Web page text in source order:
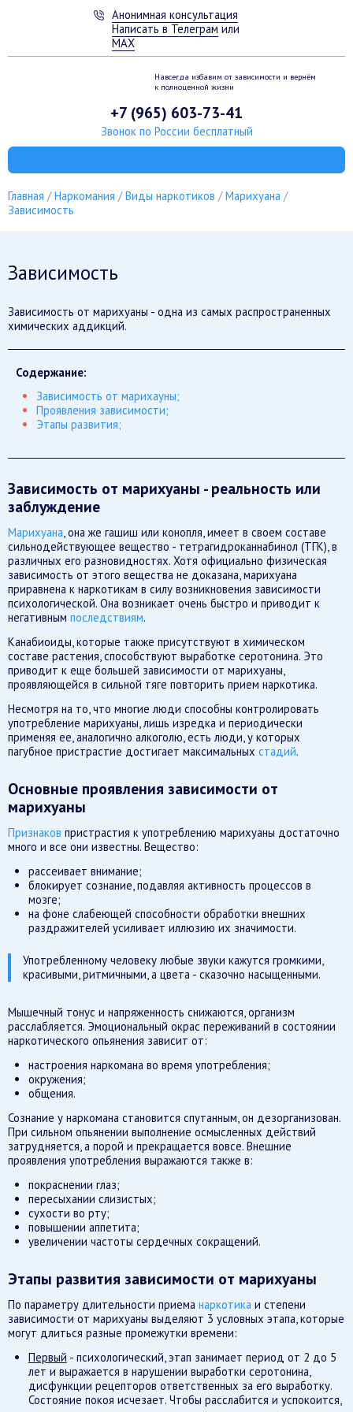
Анонимная консультация
Написать в Телеграм или
MAX
Навсегда избавим от зависимости и вернём
к полноценной жизни
+7 (965) 603-73-41
Звонок по России бесплатный
Главная Наркомания Виды наркотиков
Марихуана
Зависимость
Зависимость
Зависимость от марихуаны - одна из самых распространенных
химических аддикций.
Содержание:
Зависимость от марихауны;
Проявления зависимости;
Этапы развития;
Зависимость от марихуаны - реальность или
заблуждение
Марихуана , она же гашиш или конопля, имеет в своем составе
сильнодействующее вещество - тетрагидроканнабинол (ТГК), в
различных его разновидностях. Хотя официально физическая
зависимость от этого вещества не доказана, марихуана
приравнена к наркотикам в силу возникновения зависимости
психологической. Она возникает очень быстро и приводит к
негативным последствиям.
Канабиоиды, которые также присутствуют в химическом
составе растения, способствуют выработке серотонина. Это
приводит к еще большей зависимости от марихуаны,
проявляющейся в сильной тяге повторить прием наркотика.
Несмотря на то, что многие люди способны контролировать
употребление марихуаны, лишь изредка и периодически
применяя ее, аналогично алкоголю, есть люди, у которых
пагубное пристрастие достигает максимальных стадий.
Основные проявления зависимости от
марихуаны
Признаков пристрастия к употреблению марихуаны достаточно
много и все они известны. Вещество:
рассеивает внимание;
блокирует сознание, подавляя активность процессов в
мозге;
на фоне слабеющей способности обработки внешних
раздражителей усиливает иллюзию их значимости.
Употребленному человеку любые звуки кажутся громкими,
красивыми, ритмичными, а цвета - сказочно насыщенными.
Мышечный тонус и напряженность снижаются, организм
расслабляется. Эмоциональный окрас переживаний в состоянии
наркотического опьянения зависит от:
настроения наркомана во время употребления;
окружения;
общения.
Сознание у наркомана становится спутанным, он дезорганизован.
При сильном опьянении выполнение осмысленных действий
затрудняется, а порой и прекращается вовсе. Внешние
проявления употребления выражаются также в:
покраснении глаз;
пересыхании слизистых;
сухости во рту;
повышении аппетита;
увеличении частоты сердечных сокращений.
Этапы развития зависимости от марихуаны
По параметру длительности приема наркотика и степени
зависимости от марихуаны выделяют 3 условных этапа, которые
могут длиться разные промежутки времени:
Первый - психологический, этап занимает период от 2 до 5
лет и выражается в нарушении выработки серотонина,
дисфункции рецепторов ответственных за его выработку.
Состояние покоя исчезает. Чтобы расслабится и успокоится,